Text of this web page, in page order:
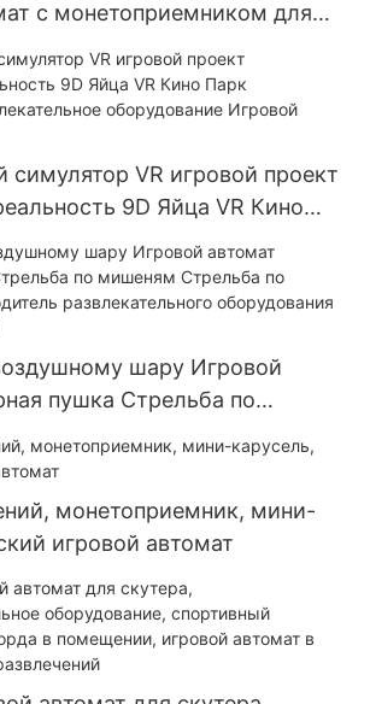
с монетоприемником для
мотоциклах для парков
симулятор VR игровой проект
9D Яйца VR Кино
Развлекательное
автомат 9D VR
шару Игровой
пушка Стрельба по
по мишеням
развлекательного
Прямые продажи
монетоприемник, мини-
игровой автомат